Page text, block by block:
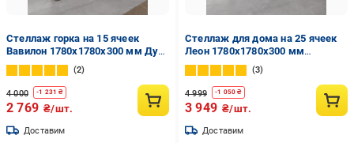
Стеллаж горка на 15 ячеек
Вавилон 1780х1780х300 мм Дуб
Сонома
2
4 000 -1 231 ₴
2 769 ₴/шт.
Доставим
Стеллаж для дома на 25 ячеек
Леон 1780х1780х300 мм
Антрацит
3
4 999 -1 050 ₴
3 949 ₴/шт.
Доставим